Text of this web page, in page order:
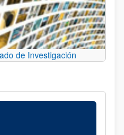
de Investigación